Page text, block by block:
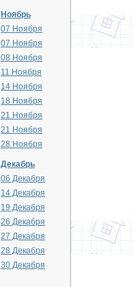
Ноябрь
07 Ноября
07 Ноября
08 Ноября
11 Ноября
14 Ноября
18 Ноября
21 Ноября
21 Ноября
28 Ноября
Декабрь
06 Декабря
14 Декабря
19 Декабря
26 Декабря
27 Декабря
28 Декабря
30 Декабря